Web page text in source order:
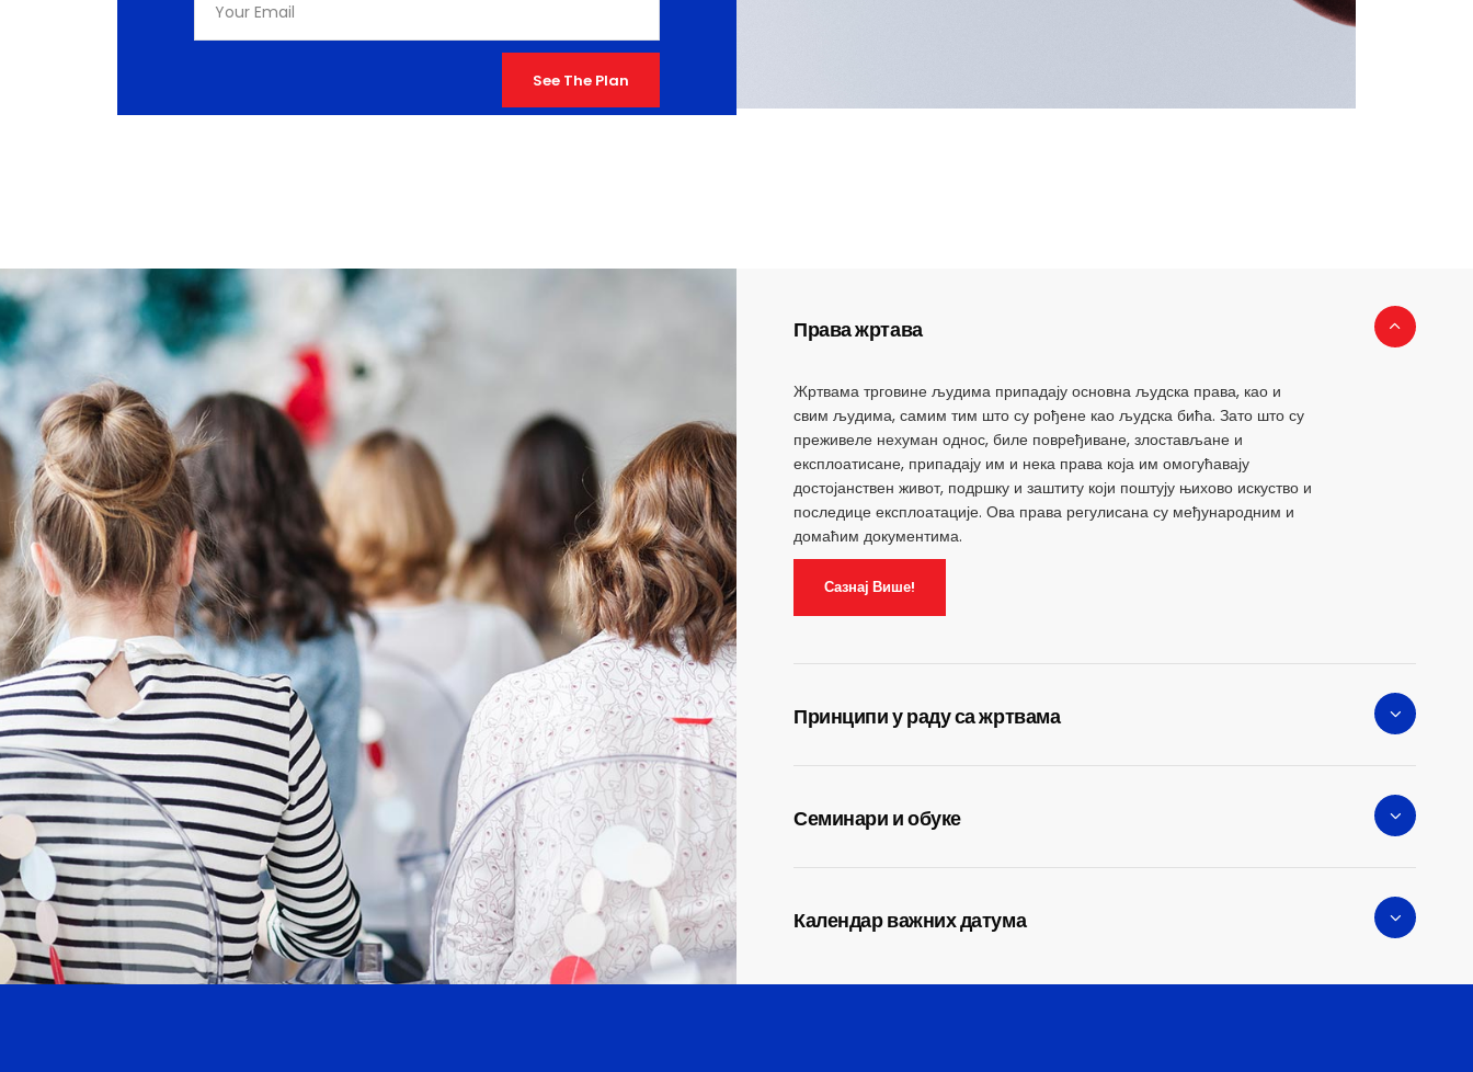
See The Plan
Права жртава
Жртвама трговине људима припадају основна људска права, као и
свим људима, самим тим што су рођене као људска бића. Зато што су
преживеле нехуман однос, биле повређиване, злостављане и
експлоатисане, припадају им и нека права која им омогућавају
достојанствен живот, подршку и заштиту који поштују њихово искуство и
последице експлоатације. Ова права регулисана су међународним и
домаћим документима.
Сазнај Више!
Принципи у раду са жртвама
Семинари и обуке
Календар важних датума